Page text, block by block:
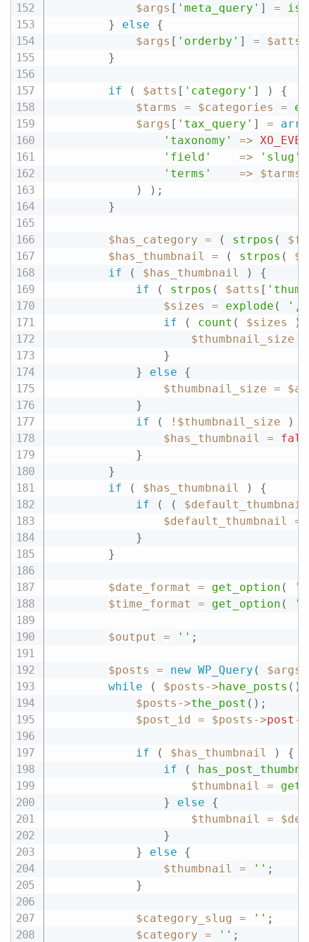
$args [ 'meta_query' ] =
}
else
{
$args [ 'orderby' ] = $atts
}
if ( $atts [ 'category' ] )
{
$tarms
= $categories =
$args [ 'tax_query' ] =
'taxonomy'
=>
'field'
=> 'slug'
'terms'
=> $tarms
)
) ;
}
$has_category = ( strpos (
$has_thumbnail
= ( strpos (
if
( $has_thumbnail )
{
if
( strpos ( $atts [
$sizes
= explode ( ','
if
( count ( $sizes )
$thumbnail_size
}
}
else
{
$thumbnail_size =
}
if
( ! $thumbnail_size )
$has_thumbnail
=
}
}
if
( $has_thumbnail )
{
if
( (
$default_thumbnail
=
}
}
$date_format = get_option (
$time_format
= get_option (
$output = '' ;
$posts = new WP_Query ( $args
while
( $posts ->have_posts ( )
$posts ->the_post ( ) ;
$post_id = $posts ->post -
if ( $has_thumbnail )
{
if
(
$thumbnail
=
}
else
{
$thumbnail
=
}
}
else
{
$thumbnail
= '' ;
}
$category_slug = '' ;
$category = '' ;